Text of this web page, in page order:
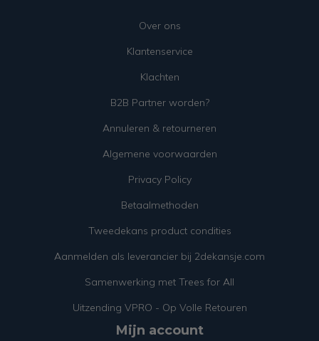
Over ons
Klantenservice
Klachten
B2B Partner worden?
Annuleren & retourneren
Algemene voorwaarden
Privacy Policy
Betaalmethoden
Tweedekans product condities
Aanmelden als leverancier bij 2dekansje.com
Samenwerking met Trees for All
Uitzending VPRO - Op Volle Retouren
Mijn account